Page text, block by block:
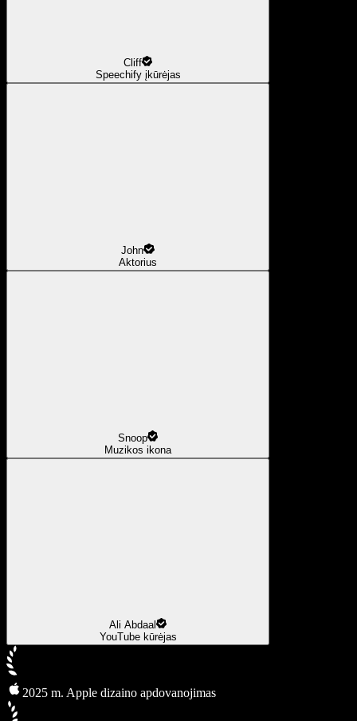
Cliff
Speechify įkūrėjas
John
Aktorius
Snoop
Muzikos ikona
Ali Abdaal
YouTube kūrėjas
2025 m. Apple dizaino apdovanojimas